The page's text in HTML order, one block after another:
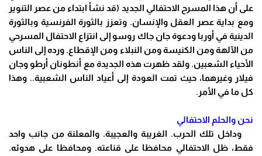
على أن هذا المسرح الاحتفالي الجديد (قد نشأ ابتداء من عصر التنوير
ومع بداية عصر العقل والإنسان. وتعزز بالثورة الفرنسية وبالثورة
الدينية في أوربا ودعوة جان جاك روسو إلى انتزاع الاحتفال المسرحي
من الآلهة ومن الكنيسة ومن النبلاء ومن الإقطاع. ورده إلى الناس
الأحياء الشعبين. ولقد ظهرت هذه الجديدة مع أنطونان أرطو وجان
فيلار وغيرهما، حيث تمت العودة إلى أعياد الناس الشعبية.. وهذا
كل ما في الأمر.
نحن والحلم الاحتفالي
وداخل تلك الحرب. الغريبة والعجيبة. والمعلنة من جانب واحد
فقط، ظل الاحتفالي محافظا على قناعته. ومحافظا على هدوئه.